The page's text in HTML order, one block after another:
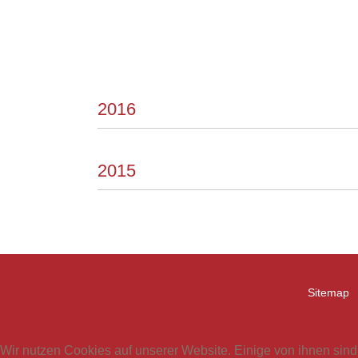
2016
2015
Sitemap
Wir nutzen Cookies auf unserer Website. Einige von ihnen